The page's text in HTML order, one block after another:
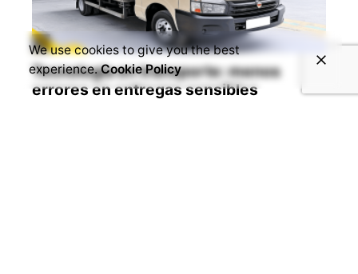
We use cookies to give you the best
experience.Cookie Policy